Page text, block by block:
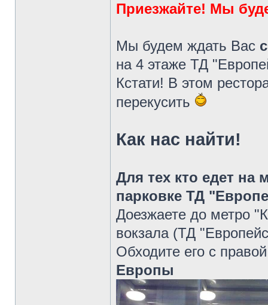
Приезжайте! Мы
Мы будем ждать Вас
на 4 этаже ТД
Кстати! В этом
перекусить
Как нас найти!
Для тех кто едет на
парковке ТД
Доезжаете до метро
вокзала (ТД
Обходите его с
Европы